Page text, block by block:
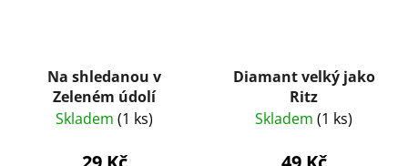
Na shledanou v
Zeleném údolí
Skladem (1 ks)
Diamant velký jako
Ritz
Skladem (1 ks)